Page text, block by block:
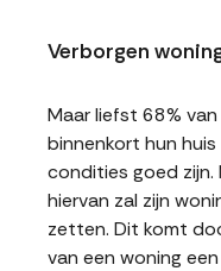
Verborgen
Maar liefst 68%
binnenkort hun
condities goed
hiervan zal zijn
zetten. Dit komt
van een woning